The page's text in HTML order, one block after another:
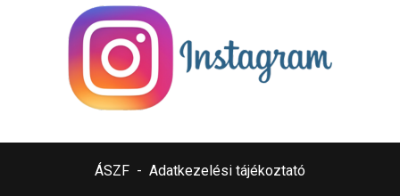
ÁSZF - Adatkezelési tájékoztató